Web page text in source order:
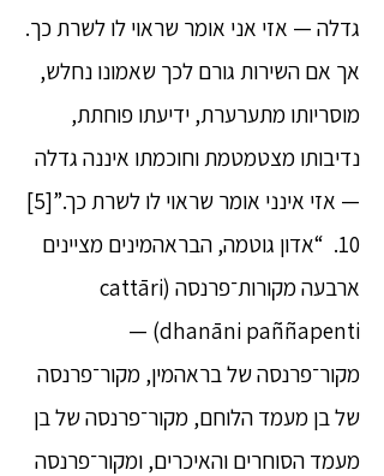
גדלה — אזי אני אומר שראוי לו לשרת כך.
אך אם השירות גורם לכך שאמונו נחלש,
מוסריותו מתערערת, ידיעתו פוחתת,
נדיבותו מצטמטמת וחוכמתו איננה גדלה
— אזי אינני אומר שראוי לו לשרת כך.”[5]
10. “אדון גוטמה, הבראהמינים מציינים
ארבעה מקורות־פרנסה (cattāri
dhanāni paññapenti) —
מקור־פרנסה של בראהמין, מקור־פרנסה
של בן מעמד הלוחם, מקור־פרנסה של בן
מעמד הסוחרים והאיכרים, ומקור־פרנסה